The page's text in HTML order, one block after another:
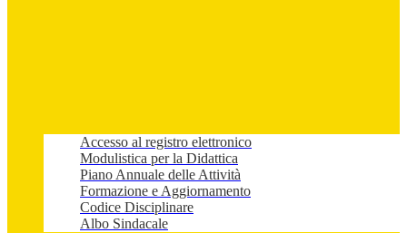
Accesso al registro elettronico
Modulistica per la Didattica
Piano Annuale delle Attività
Formazione e Aggiornamento
Codice Disciplinare
Albo Sindacale